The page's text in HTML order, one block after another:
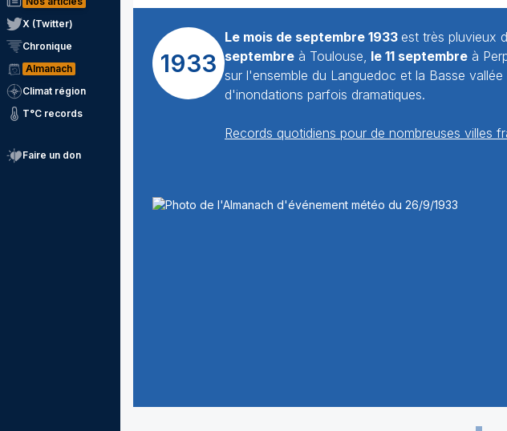
X (Twitter)
Chronique
Almanach
Climat région
T°C records
Faire un don
1933
Le mois de septembre 1933 est très pluvieux
septembre à Toulouse, le 11 septembre à
sur l'ensemble du Languedoc et la Basse
d'inondations parfois dramatiques.
Records quotidiens pour de nombreuses villes